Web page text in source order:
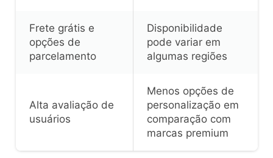
Frete grátis e
opções de
parcelamento
Disponibilidade
pode variar em
algumas regiões
Alta avaliação de
usuários
Menos opções de
personalização em
comparação com
marcas premium